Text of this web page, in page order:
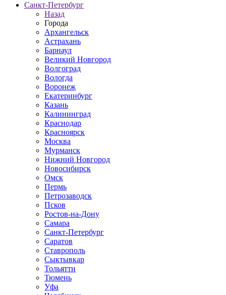
Санкт-Петербург
Назад
Города
Архангельск
Астрахань
Барнаул
Великий Новгород
Волгоград
Вологда
Воронеж
Екатеринбург
Казань
Калининград
Краснодар
Красноярск
Москва
Мурманск
Нижний Новгород
Новосибирск
Омск
Пермь
Петрозаводск
Псков
Ростов-на-Дону
Самара
Санкт-Петербург
Саратов
Ставрополь
Сыктывкар
Тольятти
Тюмень
Уфа